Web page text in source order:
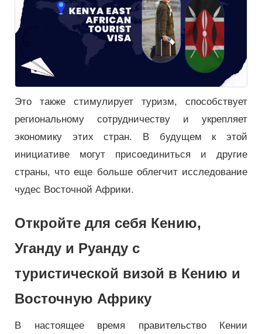
Это также стимулирует туризм, способствует
региональному сотрудничеству и укрепляет
экономику этих стран. В будущем к этой
инициативе могут присоединиться и другие
страны, что еще больше облегчит исследование
чудес Восточной Африки.
Откройте для себя Кению,
Уганду и Руанду с
туристической визой в Кению и
Восточную Африку
В настоящее время правительство Кении